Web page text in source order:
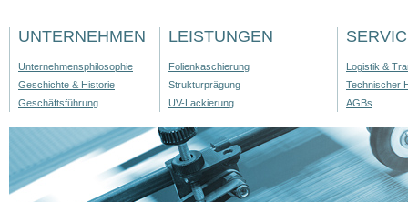
STARTSEITE UNTERNEHMEN LEISTUNGEN
UNTERNEHMEN
Unternehmensphilosophie
Geschichte & Historie
Geschäftsführung
LEISTUNGEN
Folienkaschierung
Strukturprägung
UV-Lackierung
Logistik &
Technischer
AGBs